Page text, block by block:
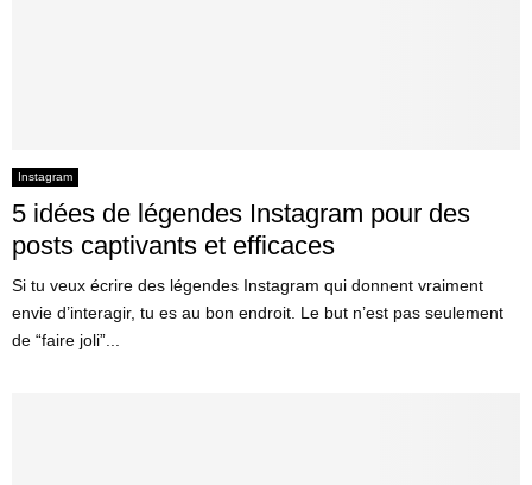
Instagram
5 idées de légendes Instagram pour des
posts captivants et efficaces
Si tu veux écrire des légendes Instagram qui donnent vraiment
envie d’interagir, tu es au bon endroit. Le but n’est pas seulement
de “faire joli”...